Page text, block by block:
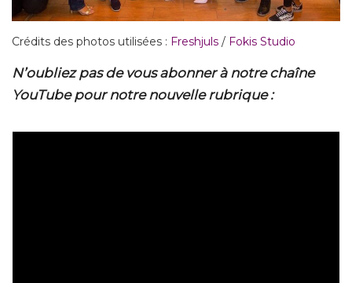
Crédits des photos utilisées : Freshjuls / Fokis Studio
N’oubliez pas de vous abonner à notre chaîne
YouTube pour notre nouvelle rubrique :